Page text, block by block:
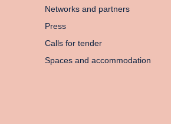
Networks and partners
Press
Calls for tender
Spaces and accommodation